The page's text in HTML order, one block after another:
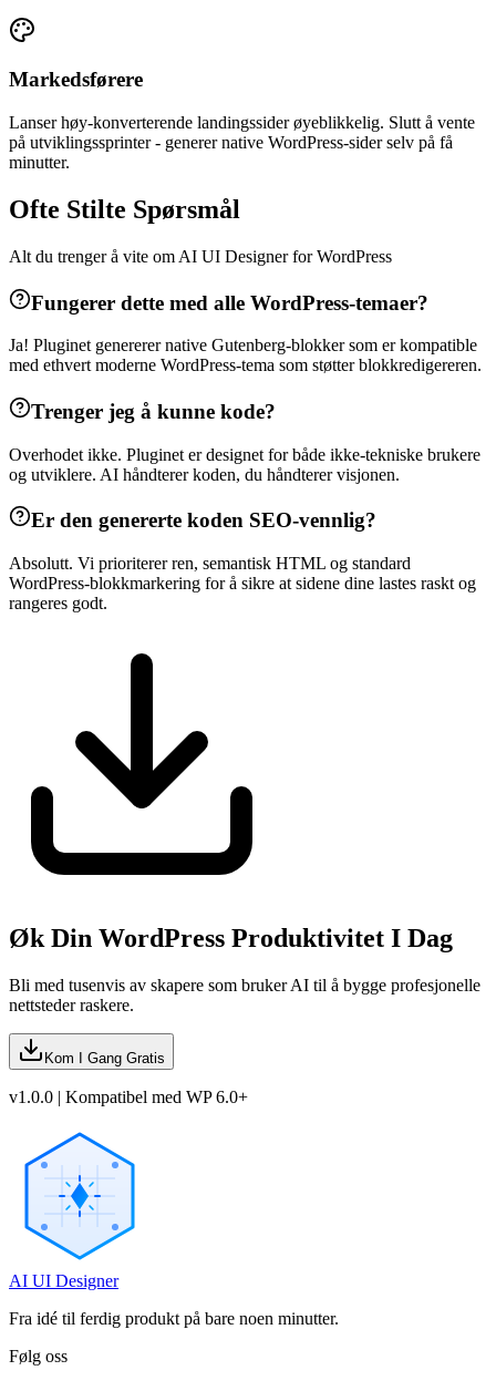
Markedsførere
Lanser høy-konverterende landingssider øyeblikkelig. Slutt å vente
på utviklingssprinter - generer native WordPress-sider selv på få
minutter.
Ofte Stilte Spørsmål
Alt du trenger å vite om AI UI Designer for WordPress
Fungerer dette med alle WordPress-temaer?
Ja! Pluginet genererer native Gutenberg-blokker som er kompatible
med ethvert moderne WordPress-tema som støtter blokkredigereren.
Trenger jeg å kunne kode?
Overhodet ikke. Pluginet er designet for både ikke-tekniske brukere
og utviklere. AI håndterer koden, du håndterer visjonen.
Er den genererte koden SEO-vennlig?
Absolutt. Vi prioriterer ren, semantisk HTML og standard
WordPress-blokkmarkering for å sikre at sidene dine lastes raskt og
rangeres godt.
Øk Din WordPress Produktivitet I Dag
Bli med tusenvis av skapere som bruker AI til å bygge profesjonelle
nettsteder raskere.
Kom I Gang Gratis
v1.0.0 | Kompatibel med WP 6.0+
AI UI Designer
Fra idé til ferdig produkt på bare noen minutter.
Følg oss